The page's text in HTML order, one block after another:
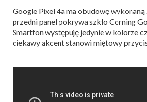
Google Pixel 4a ma obudowę wykonaną
przedni panel pokrywa szkło Corning
Smartfon występuję jedynie w kolorze
ciekawy akcent stanowi miętowy